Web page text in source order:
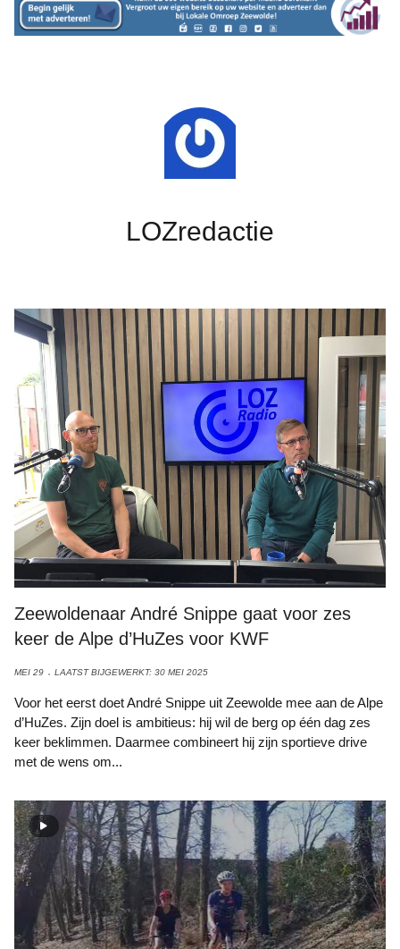
LOZredactie
Zeewoldenaar André Snippe gaat voor zes
keer de Alpe d’HuZes voor KWF
MEI 29 LAATST BIJGEWERKT: 30 MEI 2025
Voor het eerst doet André Snippe uit Zeewolde mee aan de Alpe
d’HuZes. Zijn doel is ambitieus: hij wil de berg op één dag zes
keer beklimmen. Daarmee combineert hij zijn sportieve drive
met de wens om...